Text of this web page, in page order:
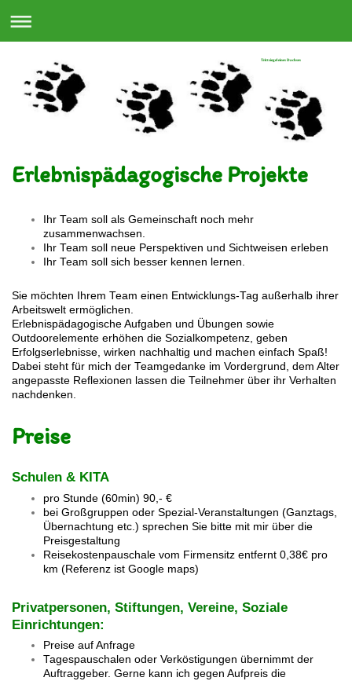
Trittsiegel eines Dachses
Erlebnispädagogische Projekte
Ihr Team soll als Gemeinschaft noch mehr
zusammenwachsen.
Ihr Team soll neue Perspektiven und Sichtweisen erleben
Ihr Team soll sich besser kennen lernen.
Sie möchten Ihrem Team einen Entwicklungs-Tag außerhalb ihrer
Arbeitswelt ermöglichen.
Erlebnispädagogische Aufgaben und Übungen sowie
Outdoorelemente erhöhen die Sozialkompetenz, geben
Erfolgserlebnisse, wirken nachhaltig und machen einfach Spaß!
Dabei steht für mich der Teamgedanke im Vordergrund, dem Alter
angepasste Reflexionen lassen die Teilnehmer über ihr Verhalten
nachdenken.
Preise
Schulen & KITA
pro Stunde (60min) 90 ,- €
bei Großgruppen oder Spezial-Veranstaltungen (Ganztags,
Übernachtung etc.) sprechen Sie bitte mit mir über die
Preisgestaltung
Reisekostenpauschale vom Firmensitz entfernt 0,38€ pro
km (Referenz ist Google maps)
Privatpersonen, Stiftungen, Vereine, Soziale
Einrichtungen:
Preise auf Anfrage
Tagespauschalen oder Verköstigungen übernimmt der
Auftraggeber. Gerne kann ich gegen Aufpreis die